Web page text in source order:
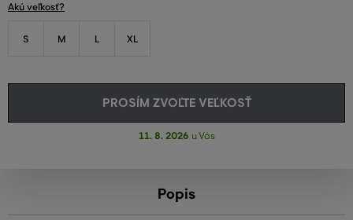
Akú veľkosť?
S M L XL
PROSÍM ZVOĽTE VEĽKOSŤ
11. 8. 2026 u Vás
Popis